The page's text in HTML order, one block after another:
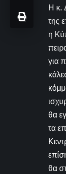
Η κ.
της
η
για
θα
τα
θα